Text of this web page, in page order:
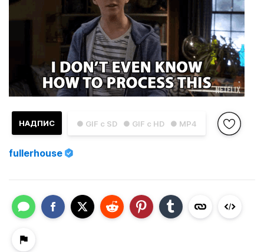
● GIF с SD ● GIF с HD ● MP4
НАДПИС
fullerhouse